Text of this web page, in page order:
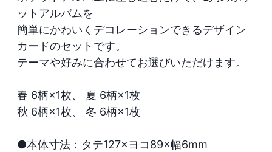
ットアルバムを
簡単にかわいくデコレーションできるデザイン
カードのセットです。
テーマや好みに合わせてお選びいただけます。
春 6柄×1枚、 夏 6柄×1枚
秋 6柄×1枚、 冬 6柄×1枚
●本体寸法：タテ127×ヨコ89×幅6mm